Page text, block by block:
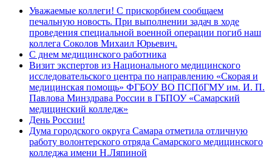
Уважаемые коллеги! С прискорбием сообщаем
печальную новость. При выполнении задач в ходе
проведения специальной военной операции погиб наш
коллега Соколов Михаил Юрьевич.
С днем медицинского работника
Визит экспертов из Национального медицинского
исследовательского центра по направлению «Скорая и
медицинская помощь» ФГБОУ ВО ПСПбГМУ им. И. П.
Павлова Минздрава России в ГБПОУ «Самарский
медицинский колледж»
День России!
Дума городского округа Самара отметила отличную
работу волонтерского отряда Самарского медицинского
колледжа имени Н.Ляпиной